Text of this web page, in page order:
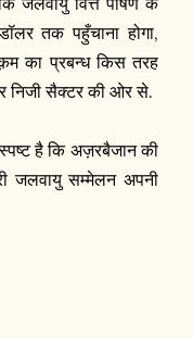
तक पहुँचाना होगा,
का प्रबन्ध किस तरह
निजी सैक्टर की ओर से.
है कि अज़रबैजान की
जलवायु सम्मेलन अपनी